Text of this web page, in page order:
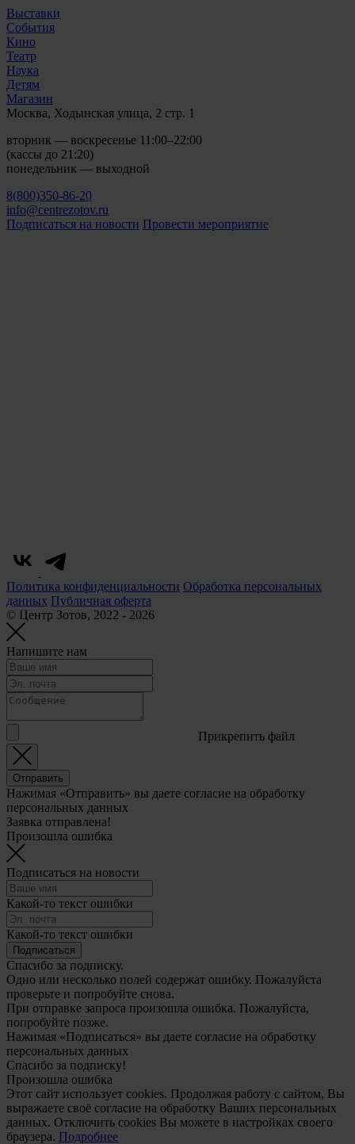
Выставки
События
Кино
Театр
Наука
Детям
Магазин
Москва, Ходынская улица, 2 стр. 1
вторник — воскресенье 11:00–22:00
(кассы до 21:20)
понедельник — выходной
8(800)350-86-20
info@centrezotov.ru
Подписаться на новости Провести мероприятие
Политика конфиденциальности Обработка персональных
данных Публичная оферта
© Центр Зотов, 2022 - 2026
Напишите нам
Прикрепить файл
Отправить
Нажимая «Отправить» вы даете согласие на обработку
персональных данных
Заявка отправлена!
Произошла ошибка
Подписаться на новости
Какой-то текст ошибки
Какой-то текст ошибки
Подписаться
Спасибо за подписку.
Одно или несколько полей содержат ошибку. Пожалуйста
проверьте и попробуйте снова.
При отправке запроса произошла ошибка. Пожалуйста,
попробуйте позже.
Нажимая «Подписаться» вы даете согласие на обработку
персональных данных
Спасибо за подписку!
Произошла ошибка
Этот сайт использует cookies. Продолжая работу с сайтом, Вы
выражаете своё согласие на обработку Ваших персональных
данных. Отключить cookies Вы можете в настройках своего
браузера. Подробнее